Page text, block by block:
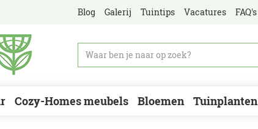
Blog Galerij Tuintips Vacatures FAQ's
Cozy-Homes meubels Bloemen Tuinplanten